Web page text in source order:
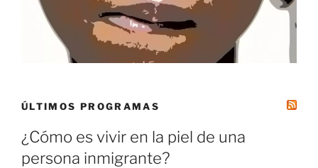
ÚLTIMOS PROGRAMAS
¿Cómo es vivir en la piel de una
persona inmigrante?